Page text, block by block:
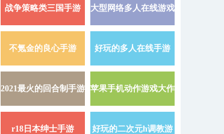
战争策略类三国手游 详情 »
大型网络多人在线游戏
不氪金的良心手游 详情 »
好玩的多人在线手游
2021最火的回合制手游 详情 »
苹果手机动作游戏大作
r18日本绅士手游 详情 »
好玩的二次元h调教游